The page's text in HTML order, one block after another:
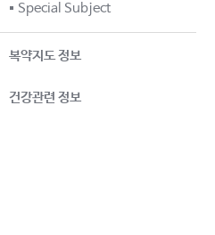
Special Subject
복약지도 정보
건강관련 정보